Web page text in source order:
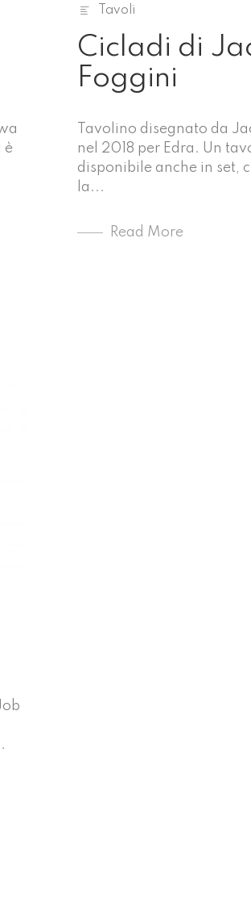
è
Tavoli
Cicladi di
Foggini
Tavolino disegnato da
nel 2018 per Edra. Un
disponibile anche in set,
la...
Read More